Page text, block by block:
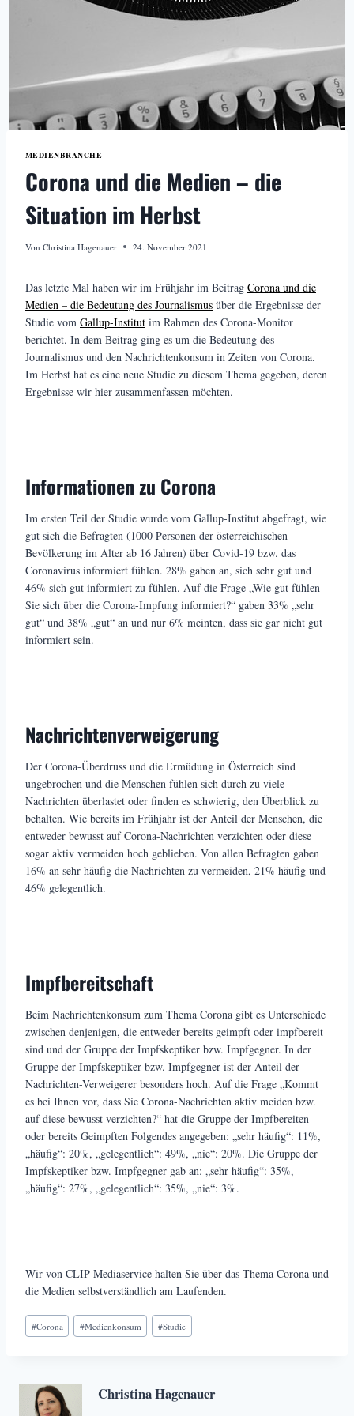
MEDIENBRANCHE
Corona und die Medien – die
Situation im Herbst
Von Christina Hagenauer 24. November 2021
Das letzte Mal haben wir im Frühjahr im Beitrag Corona und die
Medien – die Bedeutung des Journalismus über die Ergebnisse der
Studie vom Gallup-Institut im Rahmen des Corona-Monitor
berichtet. In dem Beitrag ging es um die Bedeutung des
Journalismus und den Nachrichtenkonsum in Zeiten von Corona.
Im Herbst hat es eine neue Studie zu diesem Thema gegeben, deren
Ergebnisse wir hier zusammenfassen möchten.
Informationen zu Corona
Im ersten Teil der Studie wurde vom Gallup-Institut abgefragt, wie
gut sich die Befragten (1000 Personen der österreichischen
Bevölkerung im Alter ab 16 Jahren) über Covid-19 bzw. das
Coronavirus informiert fühlen. 28% gaben an, sich sehr gut und
46% sich gut informiert zu fühlen. Auf die Frage „Wie gut fühlen
Sie sich über die Corona-Impfung informiert?“ gaben 33% „sehr
gut“ und 38% „gut“ an und nur 6% meinten, dass sie gar nicht gut
informiert sein.
Nachrichtenverweigerung
Der Corona-Überdruss und die Ermüdung in Österreich sind
ungebrochen und die Menschen fühlen sich durch zu viele
Nachrichten überlastet oder finden es schwierig, den Überblick zu
behalten. Wie bereits im Frühjahr ist der Anteil der Menschen, die
entweder bewusst auf Corona-Nachrichten verzichten oder diese
sogar aktiv vermeiden hoch geblieben. Von allen Befragten gaben
16% an sehr häufig die Nachrichten zu vermeiden, 21% häufig und
46% gelegentlich.
Impfbereitschaft
Beim Nachrichtenkonsum zum Thema Corona gibt es Unterschiede
zwischen denjenigen, die entweder bereits geimpft oder impfbereit
sind und der Gruppe der Impfskeptiker bzw. Impfgegner. In der
Gruppe der Impfskeptiker bzw. Impfgegner ist der Anteil der
Nachrichten-Verweigerer besonders hoch. Auf die Frage „Kommt
es bei Ihnen vor, dass Sie Corona-Nachrichten aktiv meiden bzw.
auf diese bewusst verzichten?“ hat die Gruppe der Impfbereiten
oder bereits Geimpften Folgendes angegeben: „sehr häufig“: 11%,
„häufig“: 20%, „gelegentlich“: 49%, „nie“: 20%. Die Gruppe der
Impfskeptiker bzw. Impfgegner gab an: „sehr häufig“: 35%,
„häufig“: 27%, „gelegentlich“: 35%, „nie“: 3%.
Wir von CLIP Mediaservice halten Sie über das Thema Corona und
die Medien selbstverständlich am Laufenden.
Schlagworte:
#Corona #Medienkonsum #Studie
Christina Hagenauer